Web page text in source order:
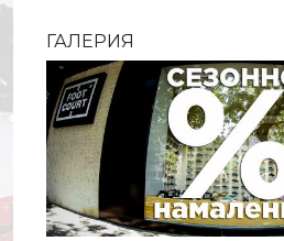
ГАЛЕРИЯ